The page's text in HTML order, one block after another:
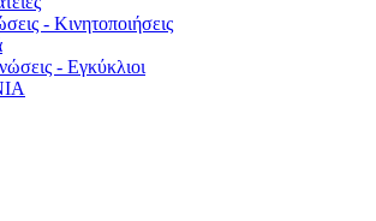
- Κινητοποιήσεις
- Εγκύκλιοι